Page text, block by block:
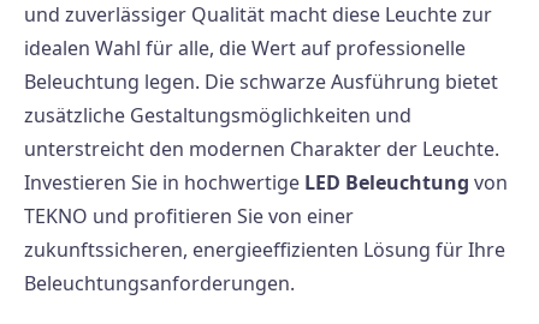
und zuverlässiger Qualität macht diese Leuchte zur
idealen Wahl für alle, die Wert auf professionelle
Beleuchtung legen. Die schwarze Ausführung bietet
zusätzliche Gestaltungsmöglichkeiten und
unterstreicht den modernen Charakter der Leuchte.
Investieren Sie in hochwertige LED Beleuchtung von
TEKNO und profitieren Sie von einer
zukunftssicheren, energieeffizienten Lösung für Ihre
Beleuchtungsanforderungen.